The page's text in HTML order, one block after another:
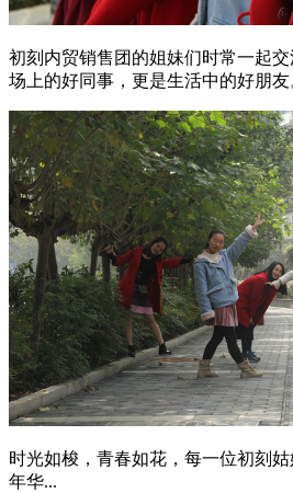
初刻内贸销售团的姐妹们时常一起
场上的好同事，更是生活中的好朋友
时光如梭，青春如花，每一位初刻
年华...